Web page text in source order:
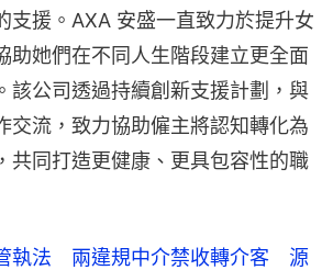
支援。AXA 安盛一直致力於提升女
助她們在不同人生階段建立更全面
該公司透過持續創新支援計劃，與
交流，致力協助僱主將認知轉化為
共同打造更健康、更具包容性的職
執法 兩違規中介禁收轉介客 源